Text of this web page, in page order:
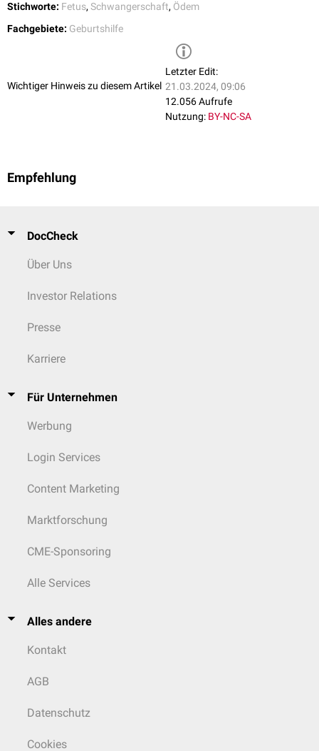
Fryns-Syndrom
Joubert-Syndrom
Smith-Lemli-Opitz-Syndrom
Beim Auftreten eines dorsonuchalen Ödems (> 3 mm) sollte ein
(NIPT) zur Überprüfung einerAneuploidie
Stichworte: Fetus, Schwangerschaft, Ödem
Fachgebiete: Geburtshilfe
Wichtiger Hinweis zu diesem Artikel
Letzter Edit:
21.03.2024, 09:06
12.056 Aufrufe
Nutzung: BY-NC-SA
Empfehlung
DocCheck
Über Uns
Investor Relations
Presse
Karriere
Für Unternehmen
Werbung
Login Services
Content Marketing
Marktforschung
CME-Sponsoring
Alle Services
Alles andere
Kontakt
AGB
Datenschutz
Cookies